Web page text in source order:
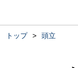
トップ > 頭立